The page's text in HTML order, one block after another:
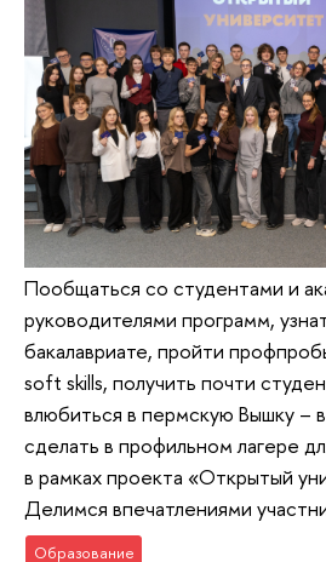
Пообщаться со студентами и
руководителями программ,
бакалавриате, пройти
soft skills, получить почти
влюбиться в пермскую Вышку –
сделать в профильном лагере
в рамках проекта «Открытый
Делимся впечатлениями
Образование